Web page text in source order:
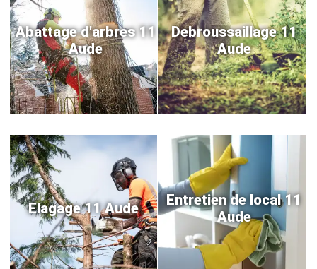
Abattage d'arbres 11
Aude
Debroussaillage 11
Aude
Elagage 11 Aude
Entretien de local 11
Aude